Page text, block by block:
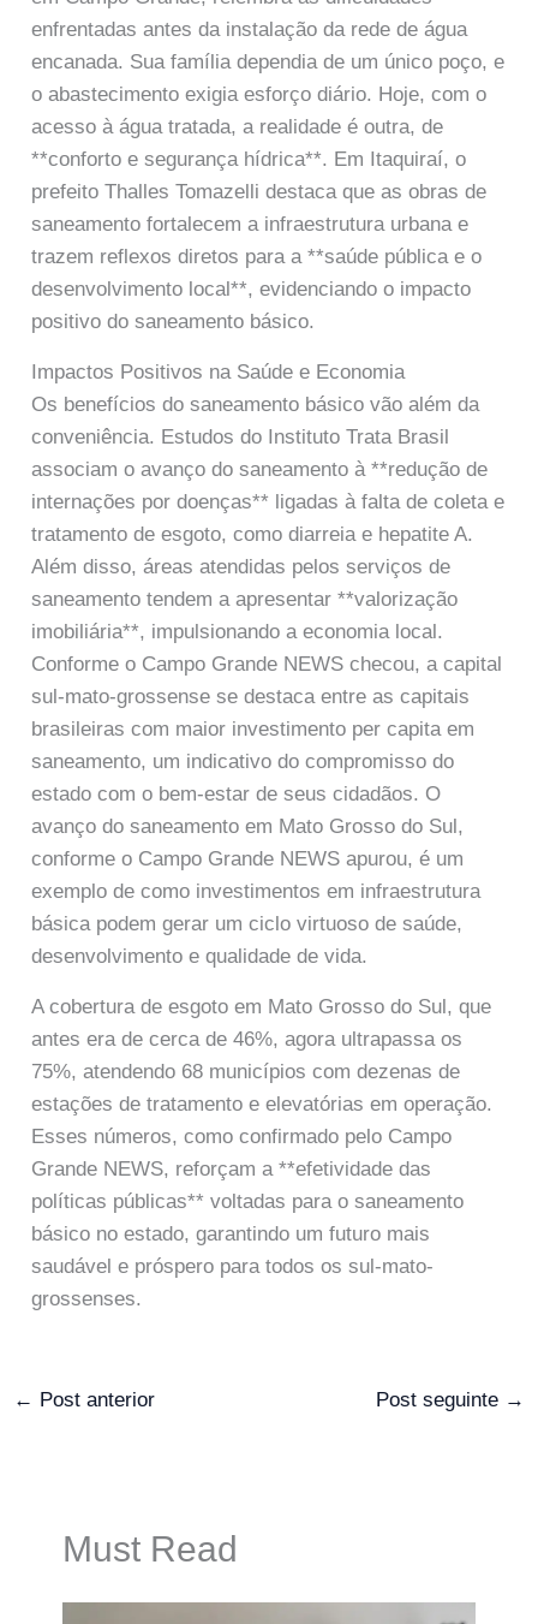
enfrentadas antes da instalação da rede de água
encanada. Sua família dependia de um único poço, e
o abastecimento exigia esforço diário. Hoje, com o
acesso à água tratada, a realidade é outra, de
**conforto e segurança hídrica**. Em Itaquiraí, o
prefeito Thalles Tomazelli destaca que as obras de
saneamento fortalecem a infraestrutura urbana e
trazem reflexos diretos para a **saúde pública e o
desenvolvimento local**, evidenciando o impacto
positivo do saneamento básico.
Impactos Positivos na Saúde e Economia
Os benefícios do saneamento básico vão além da
conveniência. Estudos do Instituto Trata Brasil
associam o avanço do saneamento à **redução de
internações por doenças** ligadas à falta de coleta e
tratamento de esgoto, como diarreia e hepatite A.
Além disso, áreas atendidas pelos serviços de
saneamento tendem a apresentar **valorização
imobiliária**, impulsionando a economia local.
Conforme o Campo Grande NEWS checou, a capital
sul-mato-grossense se destaca entre as capitais
brasileiras com maior investimento per capita em
saneamento, um indicativo do compromisso do
estado com o bem-estar de seus cidadãos. O
avanço do saneamento em Mato Grosso do Sul,
conforme o Campo Grande NEWS apurou, é um
exemplo de como investimentos em infraestrutura
básica podem gerar um ciclo virtuoso de saúde,
desenvolvimento e qualidade de vida.
A cobertura de esgoto em Mato Grosso do Sul, que
antes era de cerca de 46%, agora ultrapassa os
75%, atendendo 68 municípios com dezenas de
estações de tratamento e elevatórias em operação.
Esses números, como confirmado pelo Campo
Grande NEWS, reforçam a **efetividade das
políticas públicas** voltadas para o saneamento
básico no estado, garantindo um futuro mais
saudável e próspero para todos os sul-mato-
grossenses.
← Post anterior Post seguinte →
Must Read